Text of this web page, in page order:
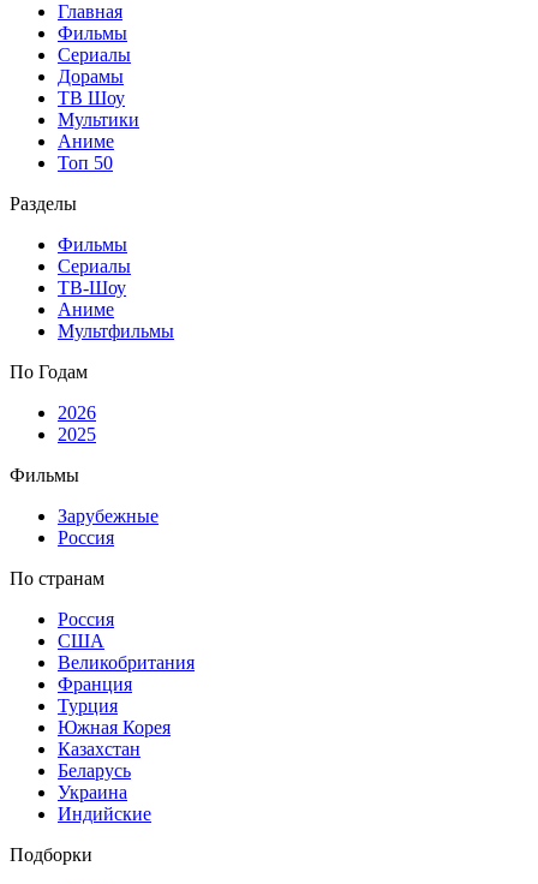
Главная
Фильмы
Сериалы
Дорамы
ТВ Шоу
Мультики
Аниме
Топ 50
Разделы
Фильмы
Сериалы
ТВ-Шоу
Аниме
Мультфильмы
По Годам
2026
2025
Фильмы
Зарубежные
Россия
По странам
Россия
США
Великобритания
Франция
Турция
Южная Корея
Казахстан
Беларусь
Украина
Индийские
Подборки